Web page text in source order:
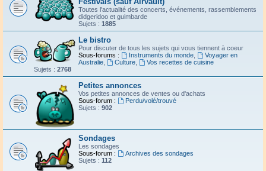
Toutes l'actualité des concerts, événements, rassemblements
didgeridoo et guimbarde
Sujets : 1885
Le bistro
Pour discuter de tous les sujets qui vous tiennent à coeur
Sous-forums :
Instruments du monde,
Voyager en
Australie
Culture,
Vos recettes de cuisine
Sujets : 2768
Petites annonces
Vos petites annonces de ventes ou d'achats
Sous-forum :
Perdu/volé/trouvé
Sujets : 902
Sondages
Les sondages
Sous-forum :
Archives des sondages
Sujets : 112